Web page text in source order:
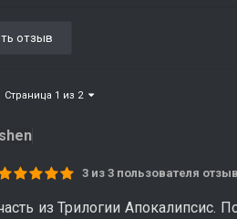
отзыв
Страница 1 из 2
3 из 3 пользователя
из Трилогии Апокалипсис.